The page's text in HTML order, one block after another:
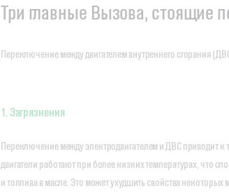
Три главные Вызова, стоящие
Переключение между двигателем внутреннего сгорания
1. Загрязнения
Переключение между электродвигателем и ДВС приводит к
двигатели работают при более низких температурах, что
и топлива в масле. Это может ухудшить свойства некоторых